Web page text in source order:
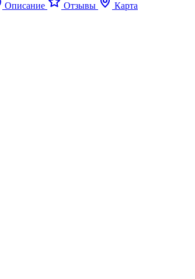
Описание Отзывы
Карта